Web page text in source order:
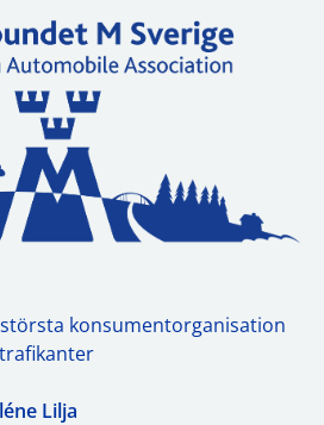
största konsumentorganisation
Lilja